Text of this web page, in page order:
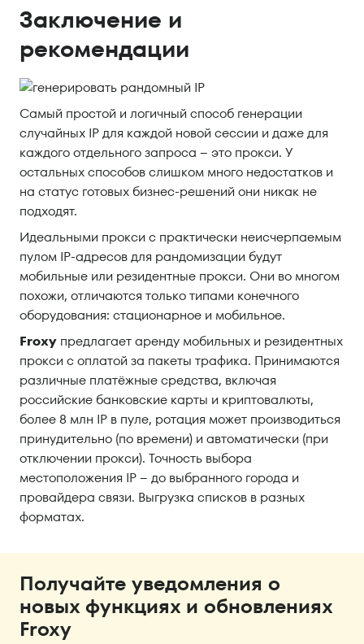
Заключение и
рекомендации
Самый простой и логичный способ генерации
случайных IP для каждой новой сессии и даже для
каждого отдельного запроса – это прокси. У
остальных способов слишком много недостатков и
на статус готовых бизнес-решений они никак не
подходят.
Идеальными прокси с практически неисчерпаемым
пулом IP-адресов для рандомизации будут
мобильные или резидентные прокси. Они во многом
похожи, отличаются только типами конечного
оборудования: стационарное и мобильное.
Froxy предлагает аренду мобильных и резидентных
прокси с оплатой за пакеты трафика. Принимаются
различные платёжные средства, включая
российские банковские карты и криптовалюты,
более 8 млн IP в пуле, ротация может производиться
принудительно (по времени) и автоматически (при
отключении прокси). Точность выбора
местоположения IP – до выбранного города и
провайдера связи. Выгрузка списков в разных
форматах.
Получайте уведомления о
новых функциях и обновлениях
Froxy